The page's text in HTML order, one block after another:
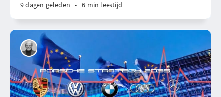
9 dagen geleden • 6 min leestijd